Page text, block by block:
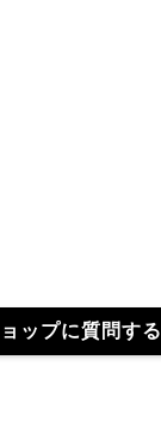
ップに質問する